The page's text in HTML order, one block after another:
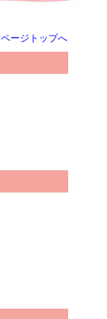
ページトップへ